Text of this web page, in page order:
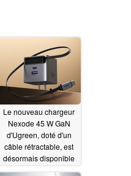
Le nouveau chargeur
Nexode 45 W GaN
d'Ugreen, doté d'un
câble rétractable, est
désormais disponible
chez Costco
07/08/2026